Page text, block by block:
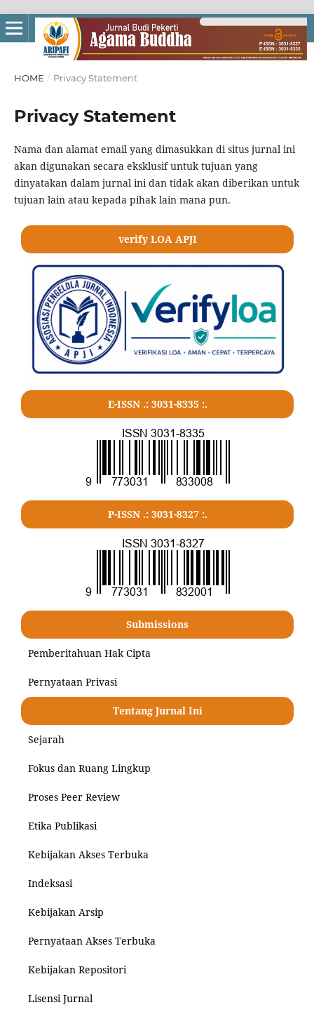
HOME / Privacy Statement
Privacy Statement
Nama dan alamat email yang dimasukkan di situs jurnal ini
akan digunakan secara eksklusif untuk tujuan yang
dinyatakan dalam jurnal ini dan tidak akan diberikan untuk
tujuan lain atau kepada pihak lain mana pun.
verify LOA APJI
E-ISSN .: 3031-8335 :.
P-ISSN .: 3031-8327:.
Submissions
Pemberitahuan Hak Cipta
Pernyataan Privasi
Tentang Jurnal Ini
Sejarah
Fokus dan Ruang Lingkup
Proses Peer Review
Etika Publikasi
Kebijakan Akses Terbuka
Indeksasi
Kebijakan Arsip
Pernyataan Akses Terbuka
Kebijakan Repositori
Lisensi Jurnal